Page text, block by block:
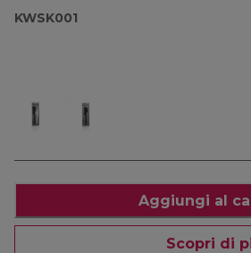
KWSK001
Aggiungi al
Scopri di